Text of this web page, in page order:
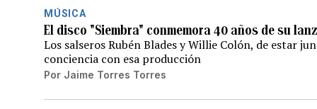
MÚSICA
El disco "Siembra" conmemora 40 años de su
Los salseros Rubén Blades y Willie Colón, de estar
conciencia con esa producción
Por Jaime Torres Torres